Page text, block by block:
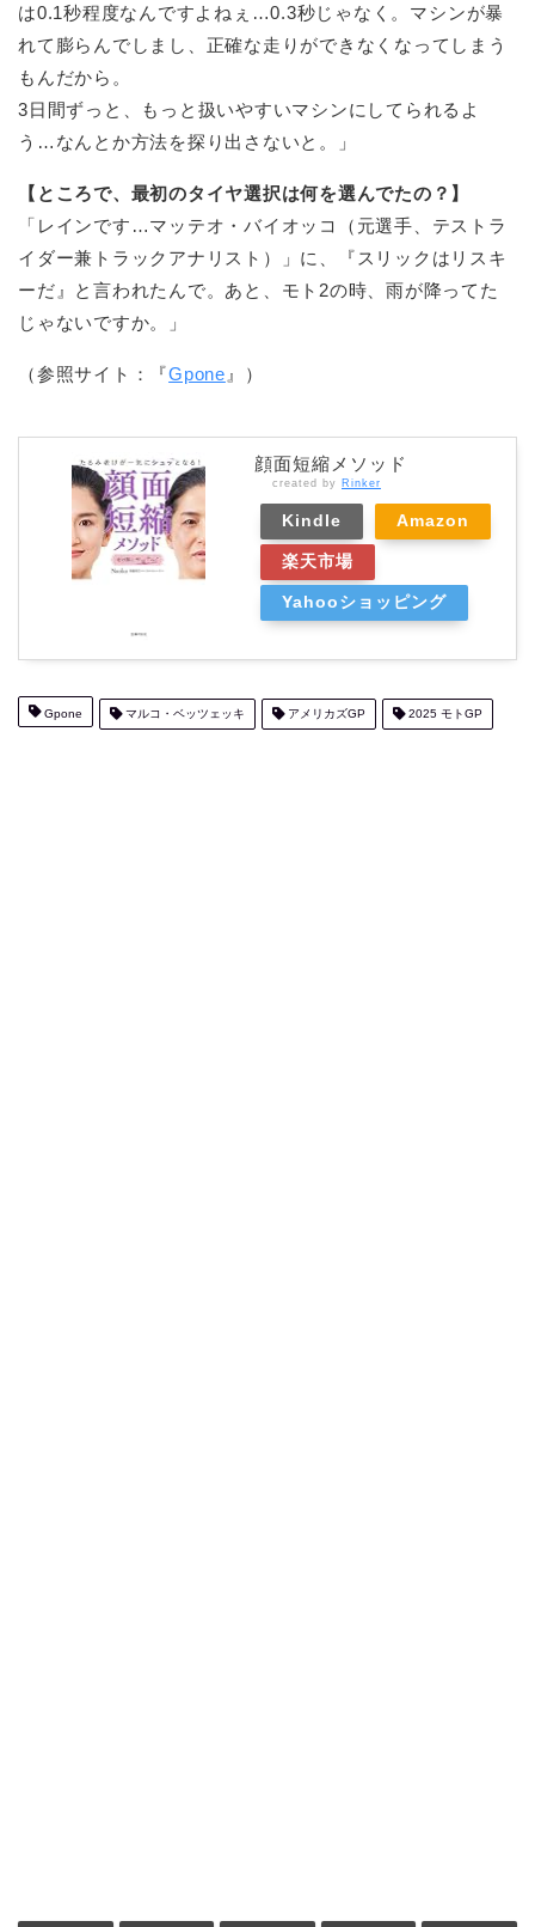
は0.1秒程度なんですよねぇ…0.3秒じゃなく。マシンが暴
れて膨らんでしまし、正確な走りができなくなってしまう
もんだから。
3日間ずっと、もっと扱いやすいマシンにしてられるよ
う…なんとか方法を探り出さないと。」
【ところで、最初のタイヤ選択は何を選んでたの？】
「レインです…マッテオ・バイオッコ（元選手、テストラ
イダー兼トラックアナリスト）」に、『スリックはリスキ
ーだ』と言われたんで。あと、モト2の時、雨が降ってた
じゃないですか。」
（参照サイト：『Gpone 』）
顔面短縮メソッド
created by Rinker
Kindle Amazon
楽天市場
Yahooショッピング
Gpone マルコ・ベッツェッキ アメリカズGP 2025 モトGP